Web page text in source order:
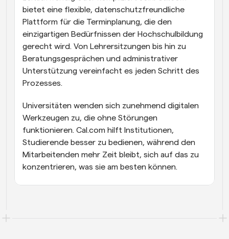
bietet eine flexible, datenschutzfreundliche
Plattform für die Terminplanung, die den
einzigartigen Bedürfnissen der Hochschulbildung
gerecht wird. Von Lehrersitzungen bis hin zu
Beratungsgesprächen und administrativer
Unterstützung vereinfacht es jeden Schritt des
Prozesses.
Universitäten wenden sich zunehmend digitalen
Werkzeugen zu, die ohne Störungen
funktionieren. Cal.com hilft Institutionen,
Studierende besser zu bedienen, während den
Mitarbeitenden mehr Zeit bleibt, sich auf das zu
konzentrieren, was sie am besten können.